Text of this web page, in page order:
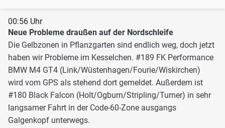
00:56 Uhr
Neue Probleme draußen auf der Nordschleife
Die Gelbzonen in Pflanzgarten sind endlich weg, doch jetzt
haben wir Probleme im Kesselchen. #189 FK Performance
BMW M4 GT4 (Link/Wüstenhagen/Fourie/Wiskirchen)
wird vom GPS als stehend dort gemeldet. Außerdem ist
#180 Black Falcon (Holt/Ogburn/Stripling/Turner) in sehr
langsamer Fahrt in der Code-60-Zone ausgangs
Galgenkopf unterwegs.